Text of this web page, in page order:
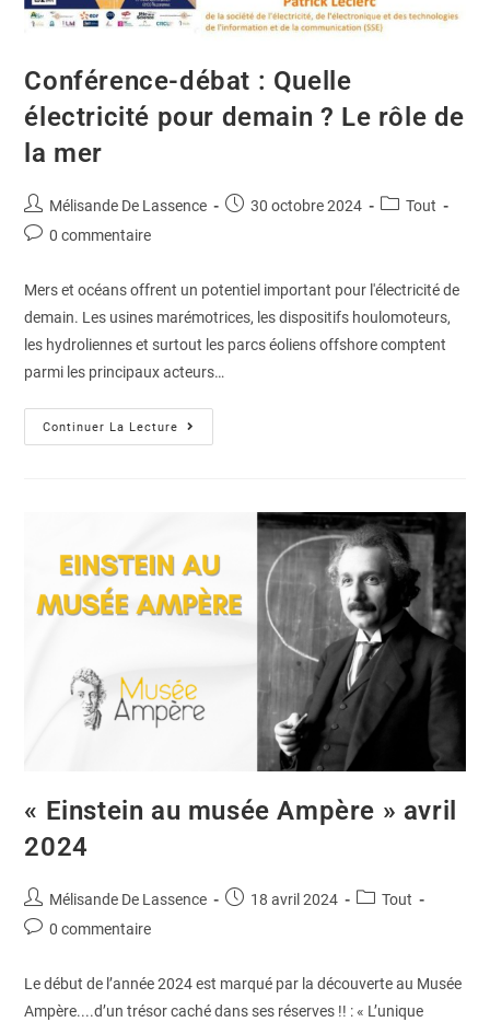
Conférence-débat : Quelle
électricité pour demain ? Le rôle de
la mer
Mélisande De Lassence 30 octobre 2024
Tout
0 commentaire
Mers et océans offrent un potentiel important pour l'électricité de
demain. Les usines marémotrices, les dispositifs houlomoteurs,
les hydroliennes et surtout les parcs éoliens offshore comptent
parmi les principaux acteurs…
Continuer La Lecture
« Einstein au musée Ampère » avril
2024
Mélisande De Lassence 18 avril 2024
Tout
0 commentaire
Le début de l’année 2024 est marqué par la découverte au Musée
Ampère....d’un trésor caché dans ses réserves !! : « L’unique